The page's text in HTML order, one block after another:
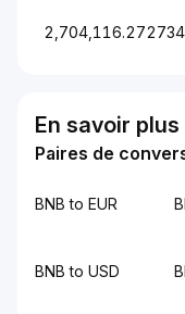
En savoir plus
Paires de
BNB to EUR
BNB to USD